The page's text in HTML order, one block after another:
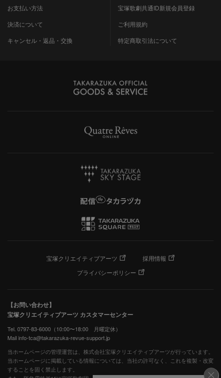
お支払い方法
決済について
キャンセル・返品・交換
宝塚歌劇共通ID新規会員登録
ご利用規約
特定商取引法について
宝塚クリエイティブアーツ
採用情報
プライバシーポリシー
【お問い合わせ】
宝塚クリエイティブアーツ カスタマーセンター
Tel. 0797-83-6000（10:00〜18:00 月曜定休）
Mail info-tca@takarazuka-revue-support.jp
当ホームページの管理運営は、株式会社宝塚クリエイティブアーツが行っています。
当ホームページに掲載している情報については、当社の許可なく、これを複製・改変
することを固く禁止します。